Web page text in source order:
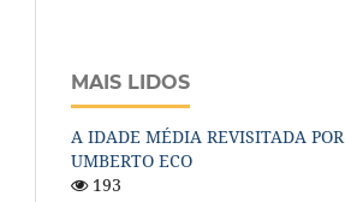
MAIS LIDOS
A IDADE MÉDIA REVISITADA POR
UMBERTO ECO
193